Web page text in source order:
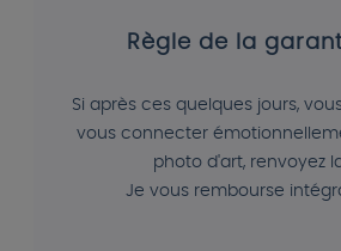
Règle de la
Si après ces quelques jours,
vous connecter
photo d'art, renvoyez
Je vous rembourse